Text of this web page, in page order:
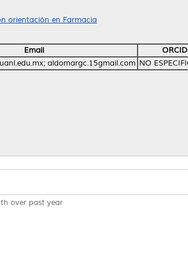
orientación en Farmacia
Email
ORCID
aldomargc.15gmail.com NO
over past year